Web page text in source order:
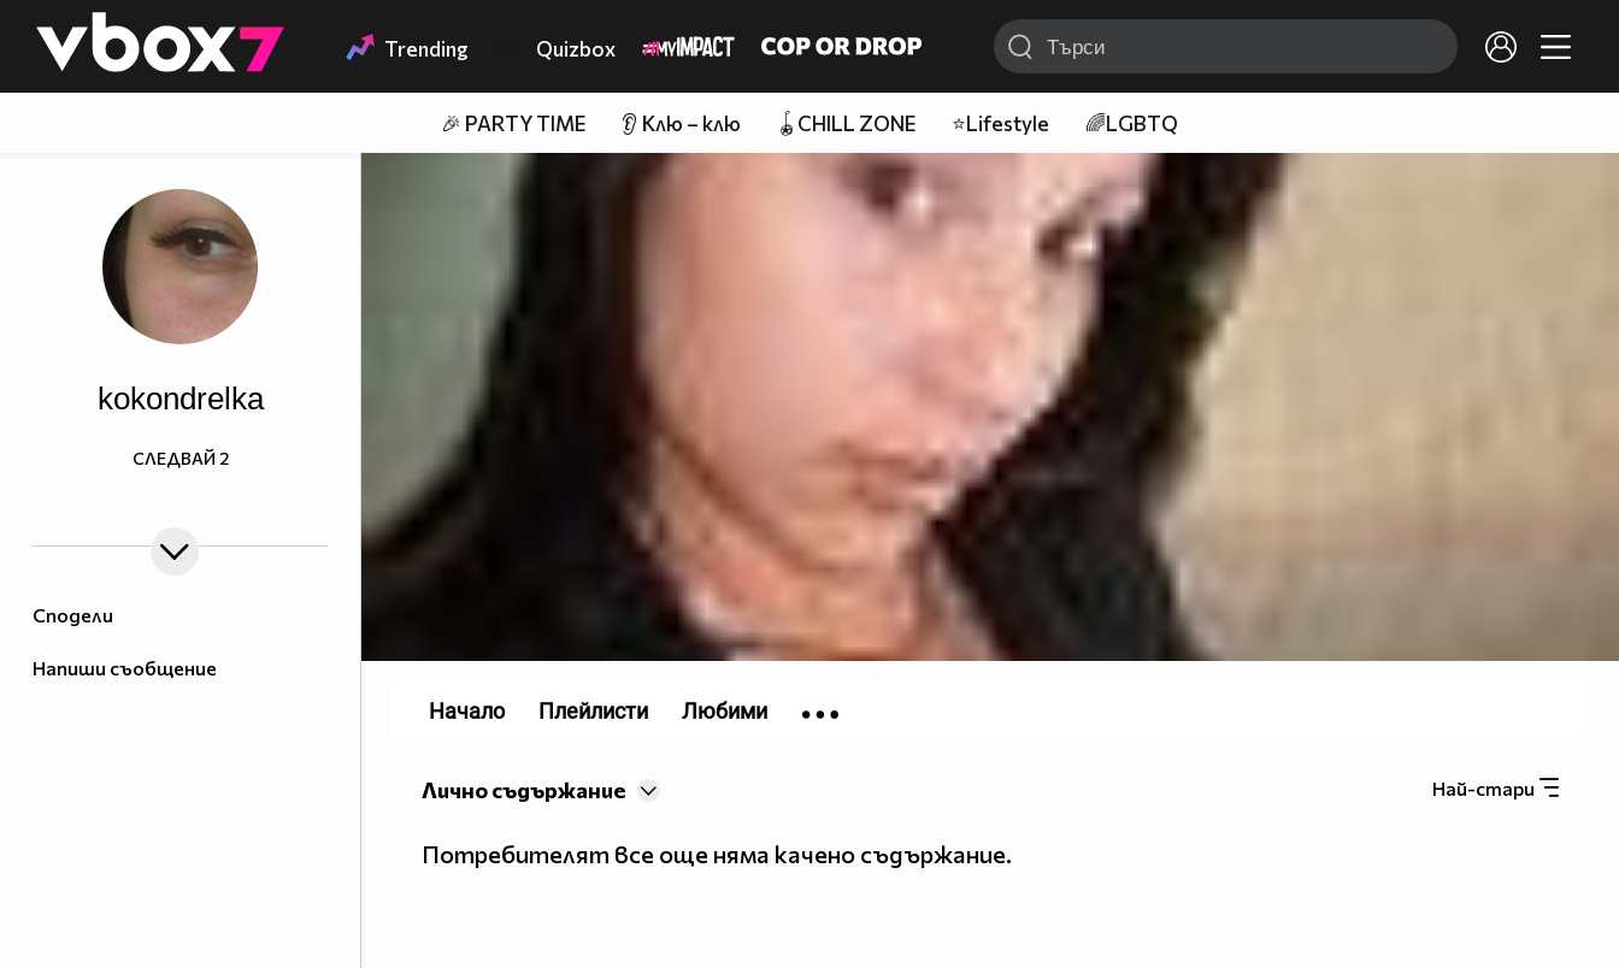
👾 Trending Quizbox
🎉 PARTY TIME 👂 Клю – клю 🪀CHILL ZONE ⭐Lifestyle 🌈LGBTQ
Сподели
Напиши съобщение
kokondrelka
СЛЕДВАЙ 2
Най-стари
Лично съдържание
Потребителят все още няма качено съдържание.
Начало Плейлисти Любими